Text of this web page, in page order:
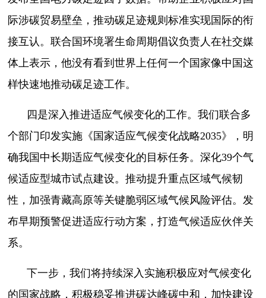
际涉碳贸易壁垒，推动碳足迹规则标准实现国际的衔
接互认。联合国环境署生命周期倡议负责人在社交媒
体上表示，他没有看到世界上任何一个国家像中国这
样快速地推动碳足迹工作。
四是深入推进适应气候变化的工作。我们联合多
个部门印发实施《国家适应气候变化战略2035》，明
确我国中长期适应气候变化的目标任务。深化39个气
候适应型城市试点建设。推动提升重点区域气候韧
性，加强青藏高原等关键脆弱区域气候风险评估。发
布早期预警促进适应行动方案，打造气候适应伙伴关
系。
下一步，我们将持续深入实施积极应对气候变化
的国家战略，积极稳妥推进碳达峰碳中和，加快建设